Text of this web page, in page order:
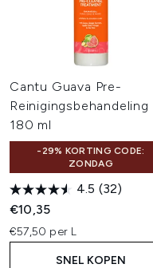
Cantu Guava Pre-
Reinigingsbehandeling
180 ml
-29% KORTING CODE:
ZONDAG
4.5 (32)
€10,35
€57,50 per L
SNEL KOPEN